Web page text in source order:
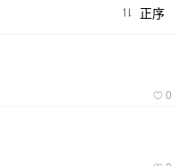
正序
0